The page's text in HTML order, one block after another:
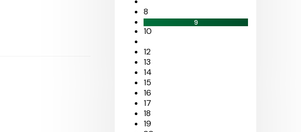
8
9
10
12
13
14
15
16
17
18
19